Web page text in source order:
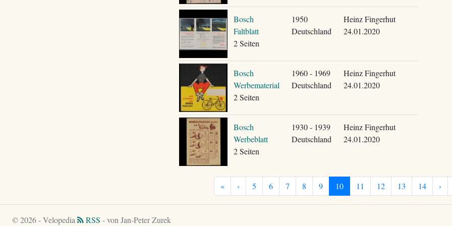
Bosch
Faltblatt
2 Seiten
1950
Deutschland
Heinz Fingerhut
24.01.2020
Bosch
Werbematerial
2 Seiten
1960 - 1969
Deutschland
Heinz Fingerhut
24.01.2020
Bosch
Werbeblatt
2 Seiten
1930 - 1939
Deutschland
Heinz Fingerhut
24.01.2020
« ‹ 5 6 7 8 9 10 11 12 13 14 ›
© 2026 - Velopedia RSS - von Jan-Peter Zurek